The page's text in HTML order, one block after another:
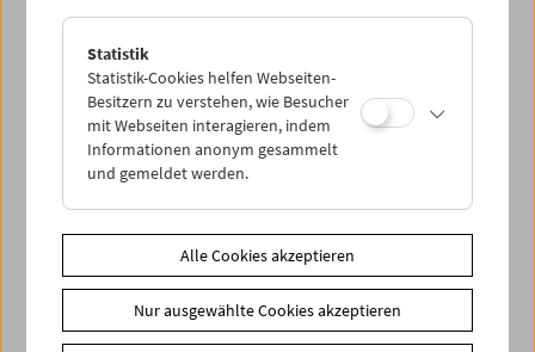
< zurück zur Übersicht
Share on
News
Newsletter
Statistik
Statistik-Cookies helfen Webseiten-
Besitzern zu verstehen, wie Besucher
mit Webseiten interagieren, indem
Informationen anonym gesammelt
und gemeldet werden.
Alle Cookies akzeptieren
Nur ausgewählte Cookies akzeptieren